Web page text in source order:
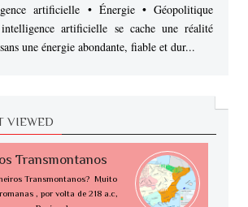
artificielle • Énergie • Géopolitique
artificielle se cache une réalité
une énergie abondante, fiable et dur...
VIEWED
Transmontanos
Transmontanos? Muito
, por volta de 218 a.c,